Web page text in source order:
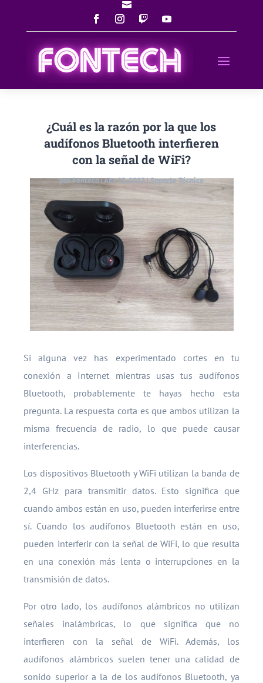

¿Cuál es la razón por la que los
audífonos Bluetooth interfieren
con la señal de WiFi?
porFontech|Abr 23, 2023|Soporte Técnico
Si alguna vez has experimentado cortes en tu
conexión a Internet mientras usas tus audífonos
Bluetooth, probablemente te hayas hecho esta
pregunta. La respuesta corta es que ambos utilizan la
misma frecuencia de radio, lo que puede causar
interferencias.
Los dispositivos Bluetooth y WiFi utilizan la banda de
2,4 GHz para transmitir datos. Esto significa que
cuando ambos están en uso, pueden interferirse entre
sí. Cuando los audífonos Bluetooth están en uso,
pueden interferir con la señal de WiFi, lo que resulta
en una conexión más lenta o interrupciones en la
transmisión de datos.
Por otro lado, los audífonos alámbricos no utilizan
señales inalámbricas, lo que significa que no
interfieren con la señal de WiFi. Además, los
audífonos alámbricos suelen tener una calidad de
sonido superior a la de los audífonos Bluetooth, ya